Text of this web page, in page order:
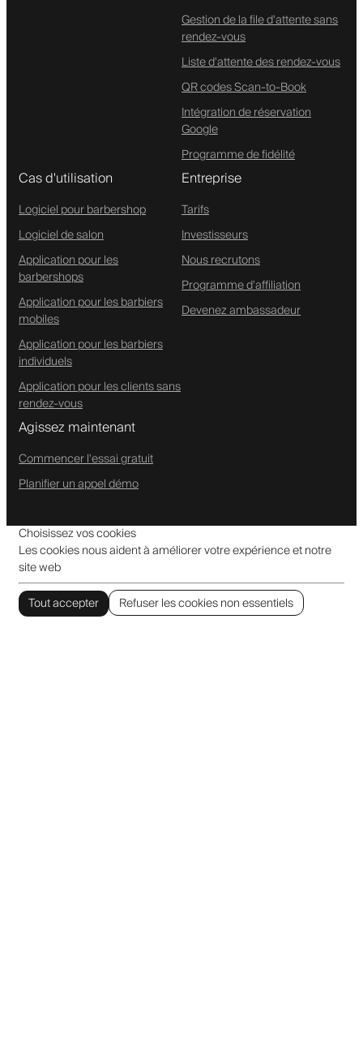
Gestion de la file d'attente sans
rendez-vous
Liste d'attente des rendez-vous
QR codes Scan-to-Book
Intégration de réservation
Google
Programme de fidélité
Cas d'utilisation
Logiciel pour barbershop
Logiciel de salon
Application pour les
barbershops
Application pour les barbiers
mobiles
Application pour les barbiers
individuels
Application pour les clients sans
rendez-vous
Entreprise
Tarifs
Investisseurs
Nous recrutons
Programme d'affiliation
Devenez ambassadeur
Agissez maintenant
Commencer l'essai gratuit
Planifier un appel démo
Choisissez vos cookies
Les cookies nous aident à améliorer votre expérience et notre
site web
Tout accepter
Refuser les cookies non essentiels